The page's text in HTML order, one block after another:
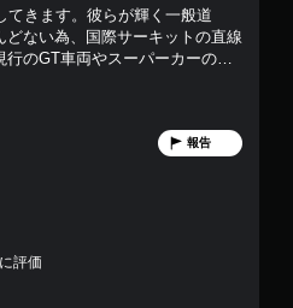
で
す
てきます。彼らが輝く一般道
どない為、国際サーキットの直線
のGT車両やスーパーカーの割
報告
評価